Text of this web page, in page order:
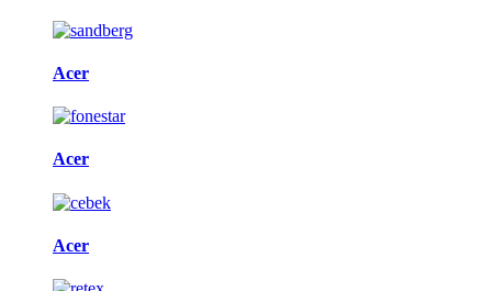
Acer
Acer
Acer